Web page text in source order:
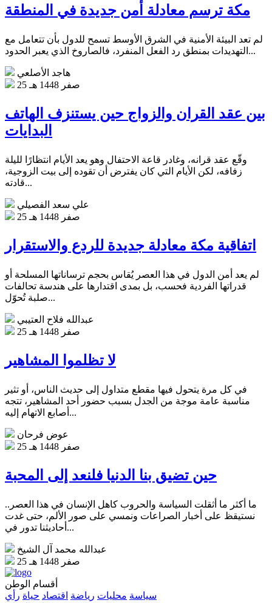
مكة ترسم معادلة أمن جديدة في المنطقة
لم تعد البيئة الأمنية في الشرق الأوسط تسمح للدول بأن تتعامل مع
التهديدات بمنطق رد الفعل المنفرد، فالصاروخ الذي يعبر الحدود...
هاجد الأصلعي
25 صفر 1448 هـ
بين عقد القران والزواج حين يستنزف الهاتف
البدايات
وقّع عقد قرانه، وغادر قاعة الاحتفال وهو يعد الأيام انتظارًا لليلة
زفافه، لكن الأيام التي كان يفترض أن تقوده إلى بيت الزوجية،
قادته...
علي سعد الفصيلي
25 صفر 1448 هـ
اتفاقية مكة معادلة جديدة للردع والاستقرار
لم يعد أمن الدول في هذا العصر يُقاس بحجم ترساناتها المسلحة أو
قدراتها الفردية فحسب، بل بمدى اقتدارها على هندسة تحالفات
صلبة تُحوّل...
عبدالله فلاح العتيبي
25 صفر 1448 هـ
لا تظلموا المشاهير
في كل مرة يتحول فيها مقطع متداول إلى حديث الناس، أو تثير
مناسبة عامة موجة من الجدل بسبب حضور أحد المشاهير، تتجه
أصابع الاتهام إليه...
عوض فرحان
25 صفر 1448 هـ
حين تضيق بنا الدنيا فلنعد إلى المحبة
ما أكثر ما أثقلت السياسة والحروب كاهل الإنسان في هذا العصر..
نستيقظ على أخبار الصراعات ونمسي على صور الألم، حتى غدت
أحاديثنا تدور في...
عبدالله محمد آل الشيخ
25 صفر 1448 هـ
أقسام الوطن
سياسة محليات رياضة اقتصاد حياة رأي